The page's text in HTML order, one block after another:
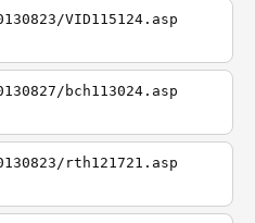
VID115124.asp
bch113024.asp
rth121721.asp